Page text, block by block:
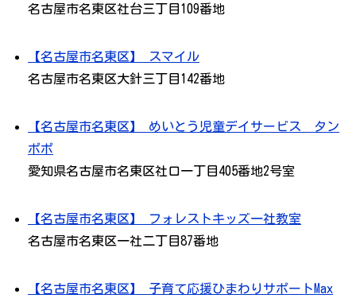
名古屋市名東区社台三丁目109番地
【名古屋市名東区】 スマイル
名古屋市名東区大針三丁目142番地
【名古屋市名東区】 めいとう児童デイサービス タン
ポポ
愛知県名古屋市名東区社口一丁目405番地2号室
【名古屋市名東区】 フォレストキッズ一社教室
名古屋市名東区一社二丁目87番地
【名古屋市名東区】 子育て応援ひまわりサポートMax